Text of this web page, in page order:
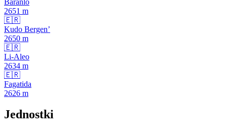
2651 m
🇪🇷
Kudo Bergen’
2650 m
🇪🇷
Li-Aleo
2634 m
🇪🇷
Fagatida
2626 m
Jednostki